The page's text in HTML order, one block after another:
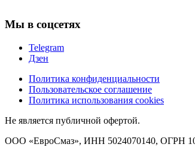
Мы в соцсетях
Telegram
Дзен
Политика конфиденциальности
Пользовательское соглашение
Политика использования cookies
Не является публичной офертой.
ООО «ЕвроСмаз», ИНН 5024070140, ОГРН